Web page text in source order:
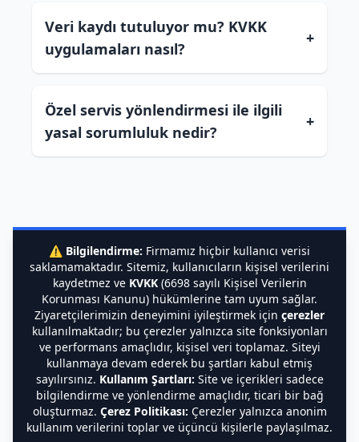
Veri kaydı tutuluyor mu? KVKK
uygulamaları nasıl?
+
Özel servis yönlendirmesi ile ilgili
yasal sorumluluk nedir?
+
⚠️ Bilgilendirme: Firmamız hiçbir kullanıcı verisi
saklamamaktadır. Sitemiz, kullanıcıların kişisel verilerini
kaydetmez ve KVKK(6698 sayılı Kişisel Verilerin
Korunması Kanunu) hükümlerine tam uyum sağlar.
Ziyaretçilerimizin deneyimini iyileştirmek için çerezler
kullanılmaktadır; bu çerezler yalnızca site fonksiyonları
ve performans amaçlıdır, kişisel veri toplamaz. Siteyi
kullanmaya devam ederek bu şartları kabul etmiş
sayılırsınız. Kullanım Şartları: Site ve içerikleri sadece
bilgilendirme ve yönlendirme amaçlıdır, ticari bir bağ
oluşturmaz. Çerez Politikası: Çerezler yalnızca anonim
kullanım verilerini toplar ve üçüncü kişilerle paylaşılmaz.